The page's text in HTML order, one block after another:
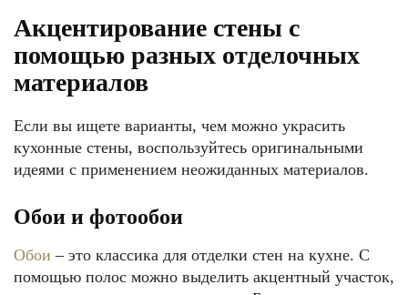
Акцентирование стены с
помощью разных отделочных
материалов
Если вы ищете варианты, чем можно украсить
кухонные стены, воспользуйтесь оригинальными
идеями с применением неожиданных материалов.
Обои и фотообои
Обои – это классика для отделки стен на кухне. С
помощью полос можно выделить акцентный участок,